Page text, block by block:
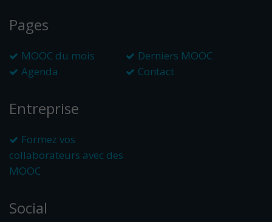
Pages
MOOC du mois
Derniers MOOC
Agenda
Contact
Entreprise
Formez vos
collaborateurs avec des
MOOC
Social